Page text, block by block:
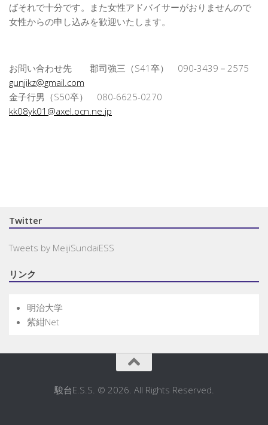
ばそれで十分です。また女性アドバイサーがおりませんので
女性からの申し込みを歓迎いたします。
お問い合わせ先 郡司強三（S41卒） 090-3439－2575
gunjikz@gmail.com
金子行男（S50卒） 080-6625-0270
kk08yk01@axel.ocn.ne.jp
Twitter
Tweets by MeijiSundaiESS
リンク
明治大学
紫紺Net
駿台E.S.S. © 2026. All Rights Reserved.